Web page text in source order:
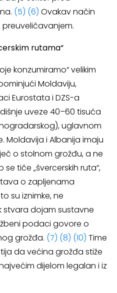
(5) (6) Ovakav način
rutama“
konzumiramo“ velikim
Moldaviju,
Eurostata i DZS-a
uveze 40–60 tisuća
uglavnom
Moldavija i Albanija imaju
o stolnom grožđu, a ne
se tiče „švercerskih ruta“,
o zapljenama
su iznimke, ne
stvara dojam sustavne
podaci govore o
grožđa. (7) (8) (10) Time
da većina grožđa stiže
dijelom legalan i iz